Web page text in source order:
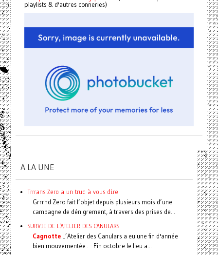
playlists & d'autres conneries)
A LA UNE
Trrrans Zero a un truc à vous dire
Grrrnd Zero fait l’objet depuis plusieurs mois d’une
campagne de dénigrement, à travers des prises de...
SURVIE DE L'ATELIER DES CANULARS
CagnotteL’Atelier des Canulars a eu une fin d'année
bien mouvementée : - Fin octobre le lieu a...